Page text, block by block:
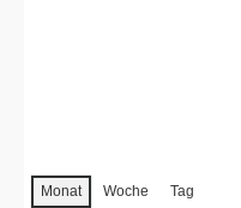
Monat Woche Tag